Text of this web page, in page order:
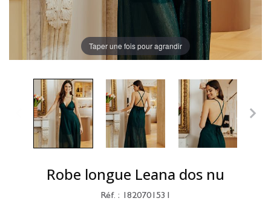
Taper une fois pour agrandir
Robe longue Leana dos nu
Réf. : 1820701531